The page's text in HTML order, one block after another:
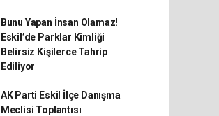
Bunu Yapan İnsan Olamaz!
Eskil’de Parklar Kimliği
Belirsiz Kişilerce Tahrip
Ediliyor
AK Parti Eskil İlçe Danışma
Meclisi Toplantısı